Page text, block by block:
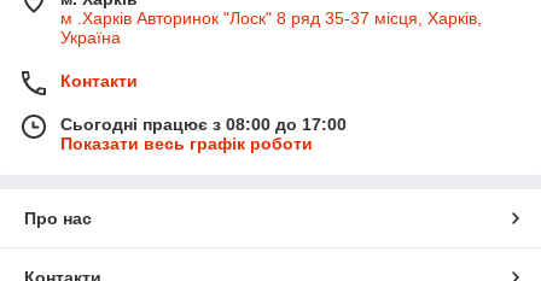
м .Харків Авторинок "Лоск" 8 ряд 35-37 місця, Харків,
Україна
Контакти
Сьогодні працює з 08:00 до 17:00
Показати весь графік роботи
Про нас
Контакти